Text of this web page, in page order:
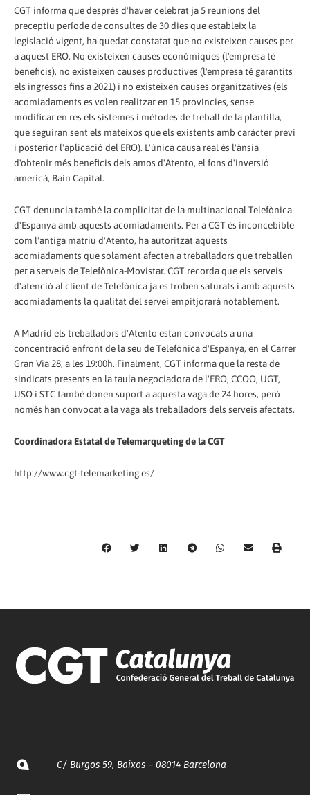
CGT informa que després d'haver celebrat ja 5 reunions del
preceptiu període de consultes de 30 dies que estableix la
legislació vigent, ha quedat constatat que no existeixen causes per
a aquest ERO. No existeixen causes econòmiques (l'empresa té
beneficis), no existeixen causes productives (l'empresa té garantits
els ingressos fins a 2021) i no existeixen causes organitzatives (els
acomiadaments es volen realitzar en 15 províncies, sense
modificar en res els sistemes i mètodes de treball de la plantilla,
que seguiran sent els mateixos que els existents amb caràcter previ
i posterior l'aplicació del ERO). L'única causa real és l'ànsia
d'obtenir més beneficis dels amos d'Atento, el fons d'inversió
americà, Bain Capital.
CGT denuncia també la complicitat de la multinacional Telefònica
d'Espanya amb aquests acomiadaments. Per a CGT és inconcebible
com l'antiga matriu d'Atento, ha autoritzat aquests
acomiadaments que solament afecten a treballadors que treballen
per a serveis de Telefònica-Movistar. CGT recorda que els serveis
d'atenció al client de Telefònica ja es troben saturats i amb aquests
acomiadaments la qualitat del servei empitjorarà notablement.
A Madrid els treballadors d'Atento estan convocats a una
concentració enfront de la seu de Telefònica d'Espanya, en el Carrer
Gran Via 28, a les 19:00h. Finalment, CGT informa que la resta de
sindicats presents en la taula negociadora de l'ERO, CCOO, UGT,
USO i STC també donen suport a aquesta vaga de 24 hores, però
només han convocat a la vaga als treballadors dels serveis afectats.
Coordinadora Estatal de Telemarqueting de la CGT
http://www.cgt-telemarketing.es/
C/ Burgos 59, Baixos – 08014 Barcelona